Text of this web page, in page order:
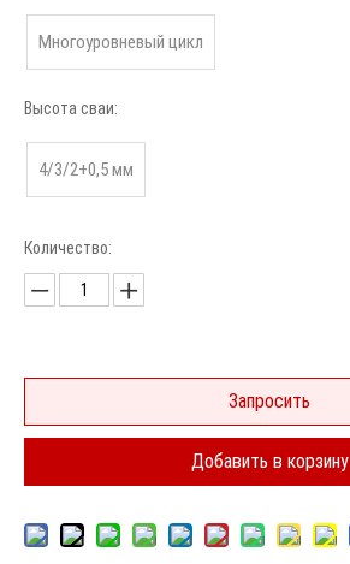
Многоуровневый цикл
Высота сваи:
4/3/2+0,5 мм
Количество:
Запросить
Добавить в корзину